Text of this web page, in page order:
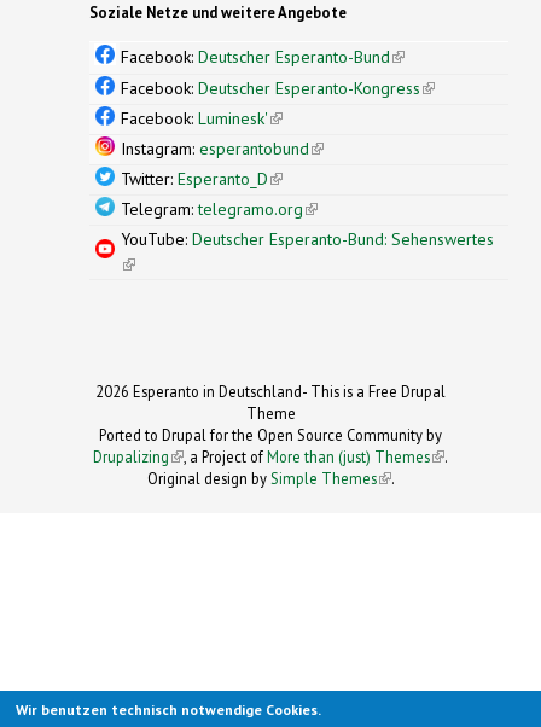
Soziale Netze und weitere Angebote
Facebook: Deutscher Esperanto-Bund(link is
external)
Facebook: Deutscher Esperanto-Kongress(link is
Facebook: Luminesk'(link is external)
Instagram: esperantobund(link is external)
Twitter: Esperanto_D(link is external)
Telegram:telegramo.org(link is external)
YouTube: Deutscher Esperanto-Bund: Sehenswertes
(link is external)
2026 Esperanto in Deutschland- This is a Free Drupal
Theme
Ported to Drupal for the Open Source Community by
Drupalizing(link is external)
, a Project ofMore than (just) Themes (link is
.
Original design by Simple Themes
(link is
.
Wir benutzen technisch notwendige Cookies.